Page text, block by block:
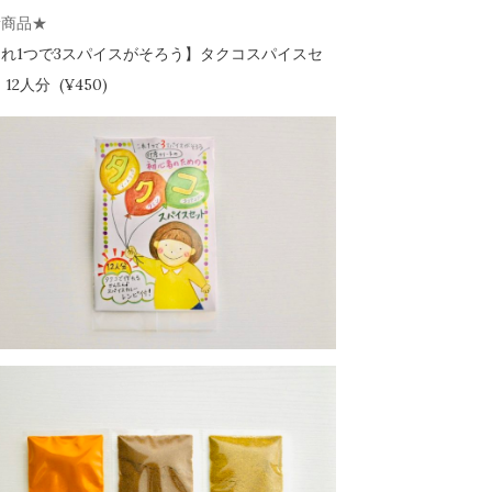
品★
1つで3スパイスがそろう】
タクコスパイスセ
12人分 (¥450)